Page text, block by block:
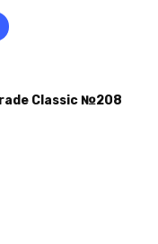
Classic №208